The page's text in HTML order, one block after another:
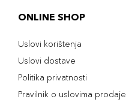
ONLINE SHOP
Uslovi korištenja
Uslovi dostave
Politika privatnosti
Pravilnik o uslovima prodaje